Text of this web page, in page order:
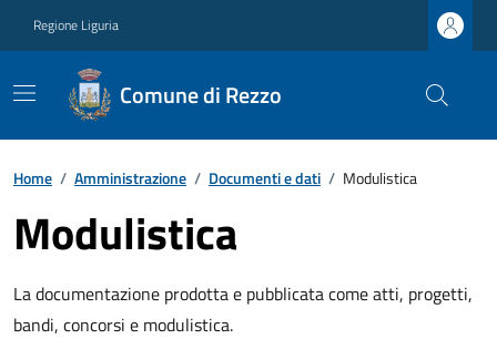
Regione Liguria
Comune di Rezzo
Home / Amministrazione / Documenti e dati / Modulistica
Modulistica
La documentazione prodotta e pubblicata come atti, progetti,
bandi, concorsi e modulistica.